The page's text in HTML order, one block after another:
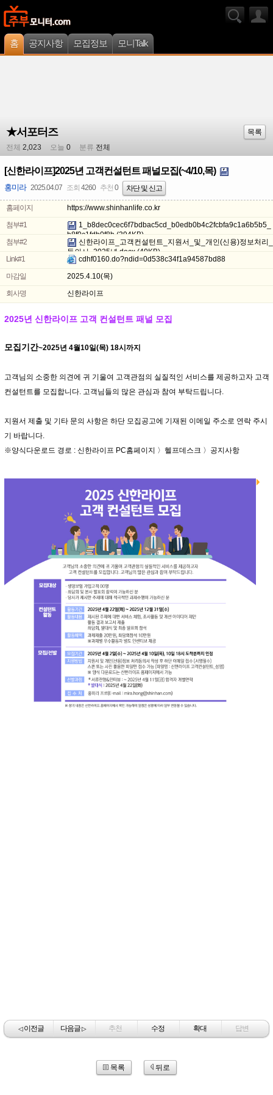
홈 공지사항 모집정보 모니Talk
★서포터즈
목록
전체 2,023 오늘 0 분류 전체
[신한라이프]2025년 고객컨설턴트 패널모집(~4/10,목)
홍미라 2025.04.07 조회 4260 추천 0 차단 및 신고
홈페이지
https://www.shinhanlife.co.kr
첨부#1
1_b8dec0cec6f7bdbac5cd_b0edb0b4c2fcbfa9c1a6b5b5_
b8f0c1fdb0f8b (394KB)
첨부#2
신한라이프_고객컨설턴트_지원서_및_개인(신용)정보처리_
동의서_2025년.docx (40KB)
Link#1
cdhf0160.do?ndid=0d538c34f1a94587bd88
마감일
2025.4.10(목)
회사명
신한라이프
2025년 신한라이프 고객 컨설턴트 패널 모집
모집기간~2025년 4월10일(목) 18시까지
고객님의 소중한 의견에 귀 기울여 고객관점의 실질적인 서비스를 제공하고자 고객
컨설턴트를 모집합니다. 고객님들의 많은 관심과 참여 부탁드립니다.
지원서 제출 및 기타 문의 사항은 하단 모집공고에 기재된 이메일 주소로 연락 주시
기 바랍니다.
※양식다운로드 경로 : 신한라이프 PC홈페이지 〉헬프데스크 〉공지사항
◁이전글 다음글▷ 추천 수정 확대 답변
목록 뒤로